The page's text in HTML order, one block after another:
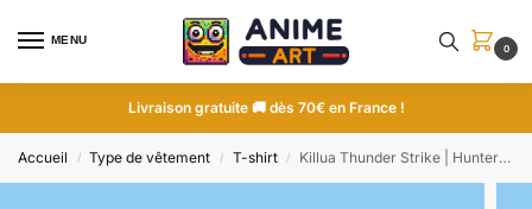
MENU
0
Livraison gratuite 🚚 dès 70€ en France !
Accueil / Type de vêtement / T-shirt / Killua Thunder Strike | Hunter x Hunter | T-shirt brodé